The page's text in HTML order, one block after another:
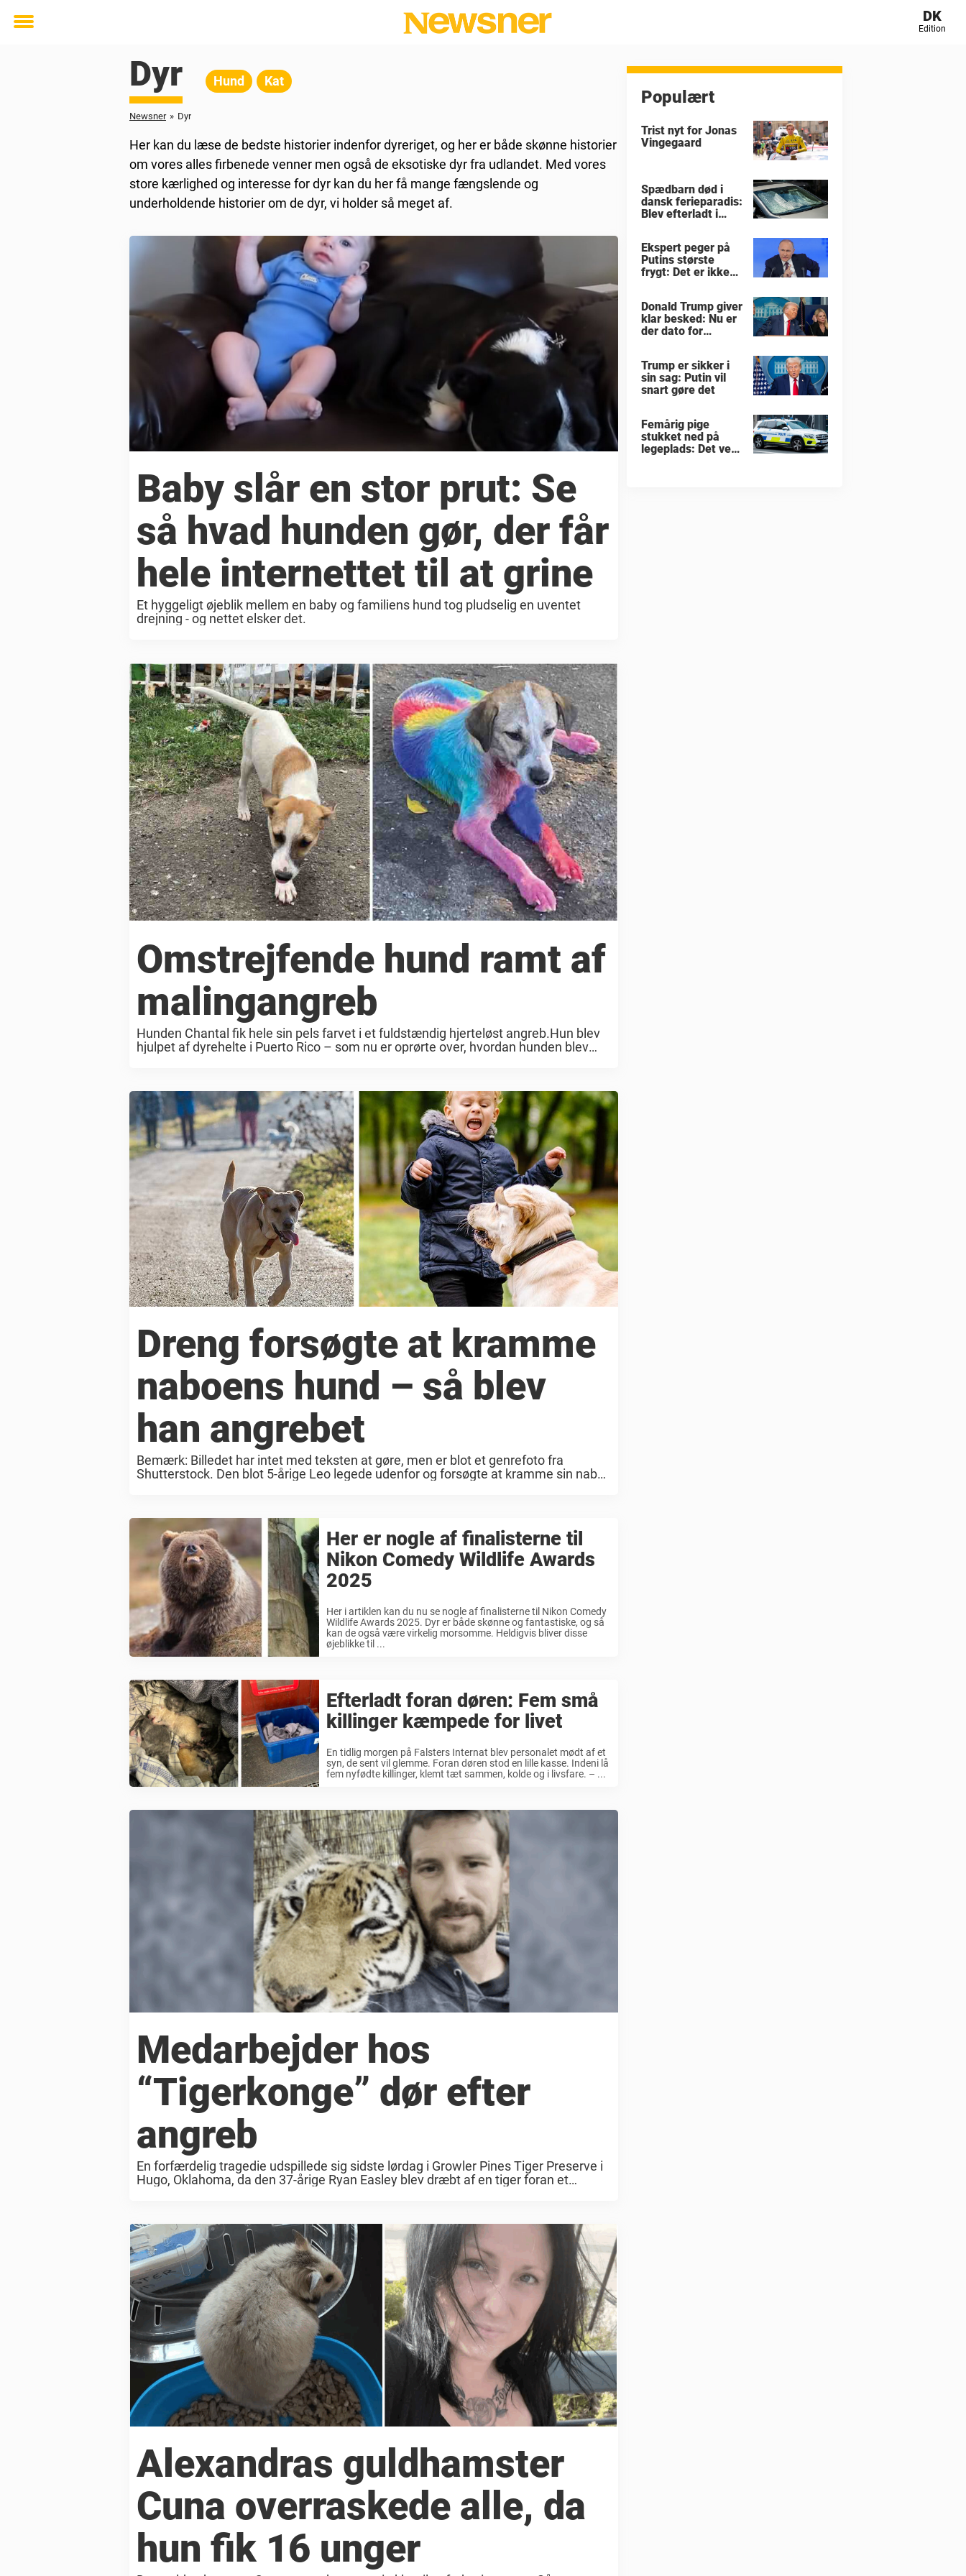
Toggle
DK
Edition
Dyr Hund Kat
Newsner » Dyr
Her kan du læse de bedste historier indenfor dyreriget, og her er både skønne historier
om vores alles firbenede venner men også de eksotiske dyr fra udlandet. Med vores
store kærlighed og interesse for dyr kan du her få mange fængslende og
underholdende historier om de dyr, vi holder så meget af.
Baby slår en stor prut: Se
så hvad hunden gør, der får
hele internettet til at grine
Et hyggeligt øjeblik mellem en baby og familiens hund tog pludselig en uventet
drejning - og nettet elsker det.
Omstrejfende hund ramt af
malingangreb
Hunden Chantal fik hele sin pels farvet i et fuldstændig hjerteløst angreb.Hun blev
hjulpet af dyrehelte i Puerto Rico – som nu er oprørte over, hvordan hunden blev
Dreng forsøgte at kramme
naboens hund – så blev
han angrebet
Bemærk: Billedet har intet med teksten at gøre, men er blot et genrefoto fra
Shutterstock. Den blot 5-årige Leo legede udenfor og forsøgte at kramme sin nabos
Her er nogle af finalisterne til
Nikon Comedy Wildlife Awards
2025
Her i artiklen kan du nu se nogle af finalisterne til Nikon Comedy
Wildlife Awards 2025. Dyr er både skønne og fantastiske, og så
kan de også være virkelig morsomme. Heldigvis bliver disse
øjeblikke til ...
Efterladt foran døren: Fem små
killinger kæmpede for livet
En tidlig morgen på Falsters Internat blev personalet mødt af et
syn, de sent vil glemme. Foran døren stod en lille kasse. Indeni lå
fem nyfødte killinger, klemt tæt sammen, kolde og i livsfare. – ...
Medarbejder hos
“Tigerkonge” dør efter
angreb
En forfærdelig tragedie udspillede sig sidste lørdag i Growler Pines Tiger Preserve i
Hugo, Oklahoma, da den 37-årige Ryan Easley blev dræbt af en tiger foran et
Alexandras guldhamster
Cuna overraskede alle, da
hun fik 16 unger
Populært
Trist nyt for Jonas
Vingegaard
Spædbarn død i
dansk ferieparadis:
Blev efterladt i
Ekspert peger på
Putins største
frygt: Det er ikke
Donald Trump giver
klar besked: Nu er
der dato for
Trump er sikker i
sin sag: Putin vil
snart gøre det
Femårig pige
stukket ned på
legeplads: Det ved